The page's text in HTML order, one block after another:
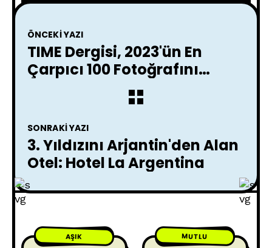
ÖNCEKI YAZI
TIME Dergisi, 2023'ün En
Çarpıcı 100 Fotoğrafını
SONRAKI YAZI
3. Yıldızını Arjantin'den Alan
Otel: Hotel La Argentina
AŞIK MUTLU